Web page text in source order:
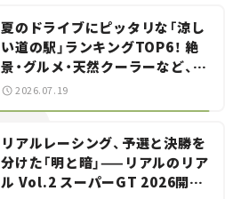
夏のドライブにピッタリな「涼し
い道の駅」ランキングTOP6！ 絶
景・グルメ・天然クーラーなど、避
暑におすすめのスポットを紹介
2026.07.19
リアルレーシング、予選と決勝を
分けた「明と暗」——リアルのリア
ル Vol.2 スーパーGT 2026開幕